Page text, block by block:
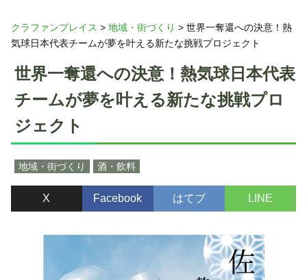
クラファンプレイス > 地域・街づくり > 世界一奪還への決意！熱
気球日本代表チームが夢を叶える新たな挑戦プロジェクト
世界一奪還への決意！熱気球日本代表
チームが夢を叶える新たな挑戦プロ
ジェクト
地域・街づくり 酒・飲料
X Facebook はてブ LINE